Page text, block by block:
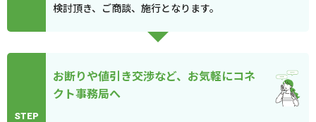
検討頂き、ご商談、施行となります。
STEP
お断りや値引き交渉など、お気軽にコネ
クト事務局へ